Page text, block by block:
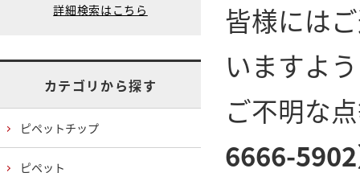
皆様には
いますよ
ご不明な
6666-5902
カテゴリから探す
ピペットチップ
ピペット